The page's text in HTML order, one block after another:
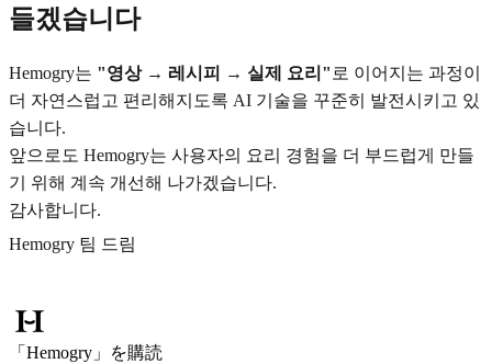
들겠습니다
Hemogry는 "영상 → 레시피 → 실제 요리" 로 이어지는 과정이
더 자연스럽고 편리해지도록 AI 기술을 꾸준히 발전시키고 있
습니다.
앞으로도 Hemogry는 사용자의 요리 경험을 더 부드럽게 만들
기 위해 계속 개선해 나가겠습니다.
감사합니다.
Hemogry 팀 드림
「Hemogry」を購読